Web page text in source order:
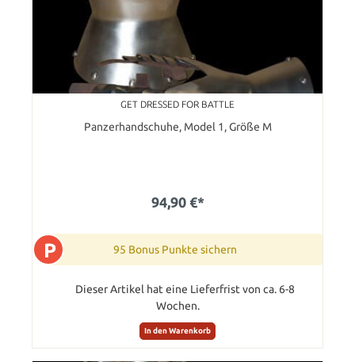
GET DRESSED FOR BATTLE
Panzerhandschuhe, Model 1, Größe M
94,90 €*
P 95 Bonus Punkte sichern
Dieser Artikel hat eine Lieferfrist von ca. 6-8
Wochen.
In den Warenkorb